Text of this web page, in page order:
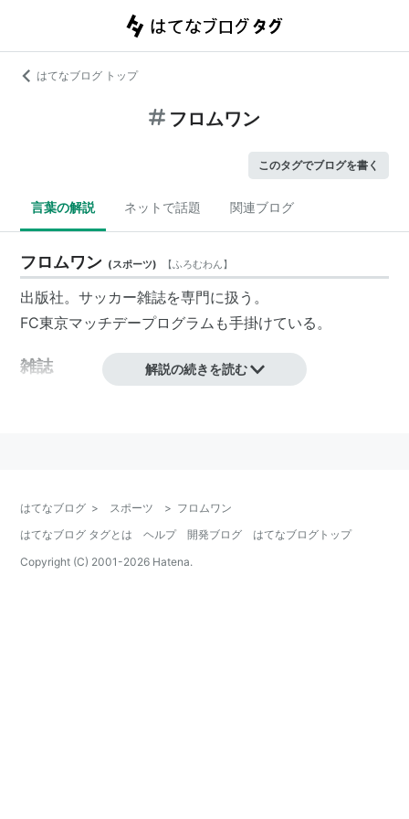
はてなブログ トップ
フロムワン
このタグでブログを書く
言葉の解説 ネットで話題 関連ブログ
フロムワン (スポーツ) 【ふろむわん】
出版社。サッカー雑誌を専門に扱う。
FC東京マッチデープログラムも手掛けている。
雑誌
totoONE
CALCIO2002
解説の続きを読む
はてなブログ > スポーツ > フロムワン
はてなブログ タグとは
ヘルプ 開発ブログ
はてなブログトップ
Copyright (C) 2001-2026 Hatena.